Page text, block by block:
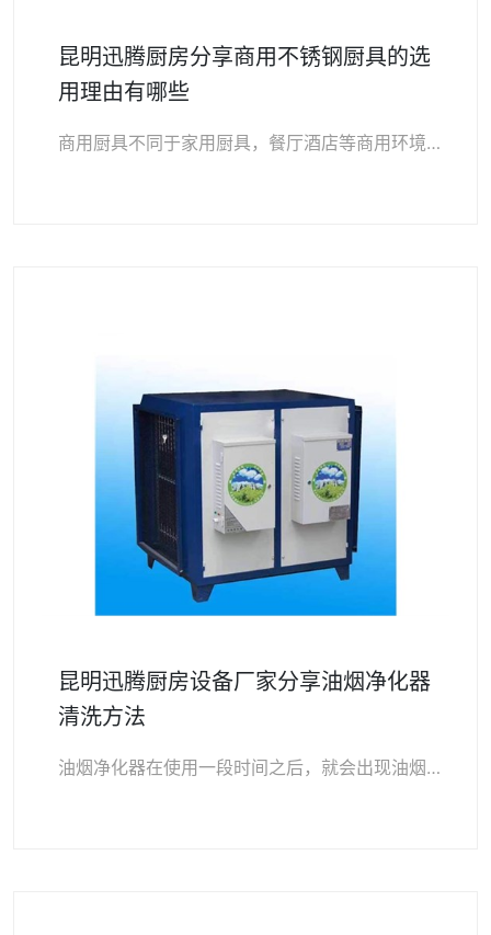
昆明迅腾厨房分享商用不锈钢厨具的选
用理由有哪些
商用厨具不同于家用厨具，餐厅酒店等商用环境比家庭厨房环境要更为复杂，温度更高、湿度更大、人员活动性也大。所以，餐厅酒店等场所配备的商用厨具的材质一定要具备不怕水…
昆明迅腾厨房设备厂家分享油烟净化器
清洗方法
油烟净化器在使用一段时间之后，就会出现油烟净化效果下降，设备异响、甚至打火引发火灾等现象。出现这些现象的主要原因就是没有对油烟净化器进行清洗。那么，如何清洗油烟…